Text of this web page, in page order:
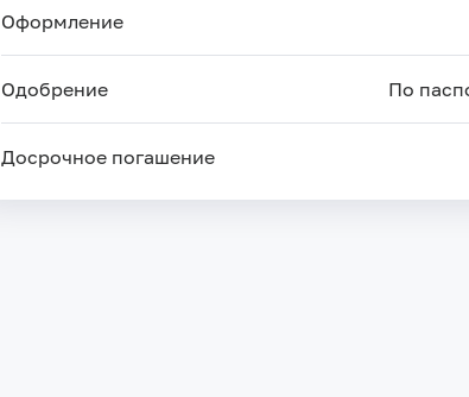
Оформление
Одобрение По
Досрочное погашение